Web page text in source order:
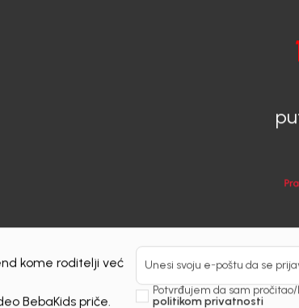
kome roditelji već
Unesi svoju e-poštu da se
Potvrđujem da sam